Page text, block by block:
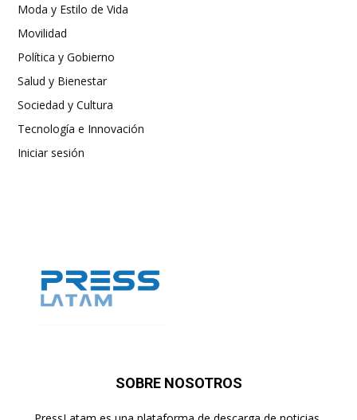
Moda y Estilo de Vida
Movilidad
Política y Gobierno
Salud y Bienestar
Sociedad y Cultura
Tecnología e Innovación
Iniciar sesión
SOBRE NOSOTROS